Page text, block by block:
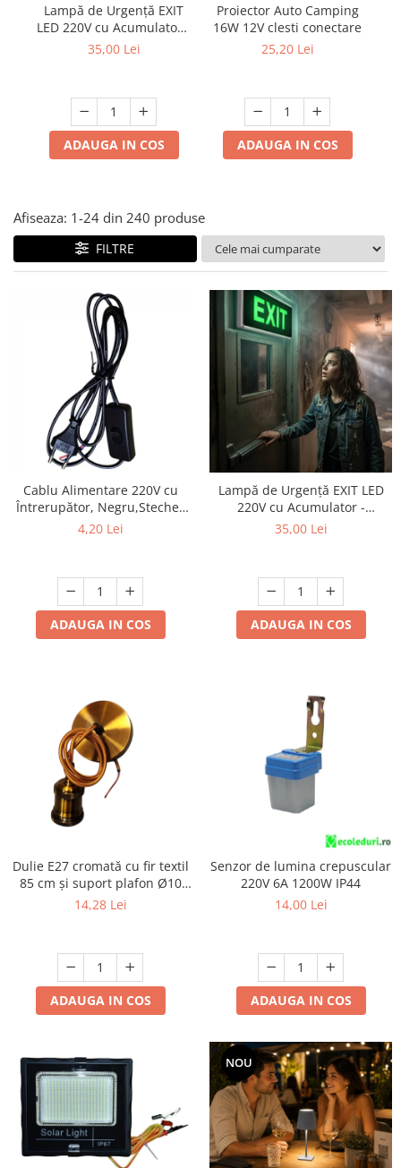
Lampi solare
Corpuri de iluminat
Corpuri Led - industriale
Aplice si Plafoniere Led
Proiectoare LED
Senzori de
miscare,crepuscular,dulii cu
senzor
Lampi emergente
Lustre
Spoturi led pe sina
Aparataj şi accesorii
Alimentatoare/Drivere
Cablu electric, canal cablu
Cap prelungitor
Conectoare
Doze
Dulii/Dulie adaptor
Electrocasnice de mici dimensiuni
Mufe,Accesorii TV
Prelungitoare/Derulatoare
Triplu Stecher
Întrerupătoare/Comutatoare
Ştechere/Stecher adaptor
Corpuri Led lineare
Feronerie
Butuc yala,Broaste usa,Lacat
Lampă de Urgență EXIT
LED 220V cu Acumulator -
Autonomie 120 Minute,
35,00 Lei
ADAUGA IN COS
Proiector Auto Camping
16W 12V clesti conectare
25,20 Lei
ADAUGA IN COS
Afiseaza: 1-24 din 240 produse
FILTRE
Cablu Alimentare 220V cu
Întrerupător, Negru,Stecher
Plat, 1.5m, 2 Fire - Ideal
4,20 Lei
ADAUGA IN COS
Lampă de Urgență EXIT LED
220V cu Acumulator -
Autonomie 120 Minute,
35,00 Lei
ADAUGA IN COS
Dulie E27 cromată cu fir textil
85 cm și suport plafon Ø10
cm, cu accesorii de montaj
14,28 Lei
ADAUGA IN COS
Senzor de lumina crepuscular
220V 6A 1200W IP44
14,00 Lei
ADAUGA IN COS
NOU